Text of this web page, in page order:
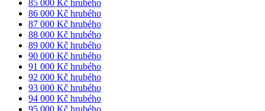
85 000 Kč hrubého
86 000 Kč hrubého
87 000 Kč hrubého
88 000 Kč hrubého
89 000 Kč hrubého
90 000 Kč hrubého
91 000 Kč hrubého
92 000 Kč hrubého
93 000 Kč hrubého
94 000 Kč hrubého